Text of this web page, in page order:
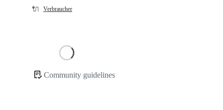
🔌 Verbraucher
Community guidelines